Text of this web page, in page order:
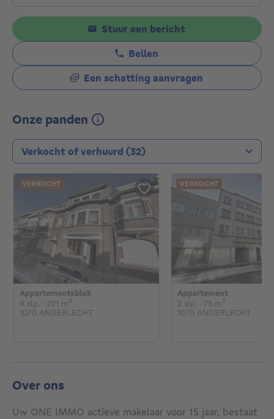
Stuur een bericht
Bellen
Een schatting aanvragen
Onze panden
Type transactie
Appartementsblok
€
4 slp. 4 slaapkamers
· 201 m²
1070 ANDERLECHT
VERKOCHT
Appartement
€
2 slp. 2 slaapkamers
· 75 m²
1070 ANDERLECHT
VERKOCHT
Over ons
Uw ONE IMMO actieve makelaar voor 15 jaar, bestaat